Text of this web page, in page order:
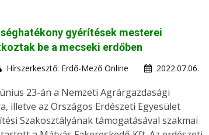
gyérítések mesterei
be a mecseki erdőben
Hírszerkesztő: Erdő-Mező Online 2022.07.06.
23-án a Nemzeti Agrárgazdasági
illetve az Országos Erdészeti Egyesület
Szakosztályának támogatásával szakmai